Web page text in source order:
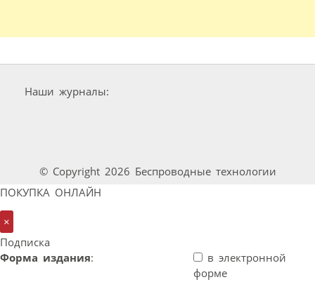
Наши журналы:
© Copyright 2026 Беспроводные технологии
ПОКУПКА ОНЛАЙН
×
Подписка
Форма издания:
в электронной
форме